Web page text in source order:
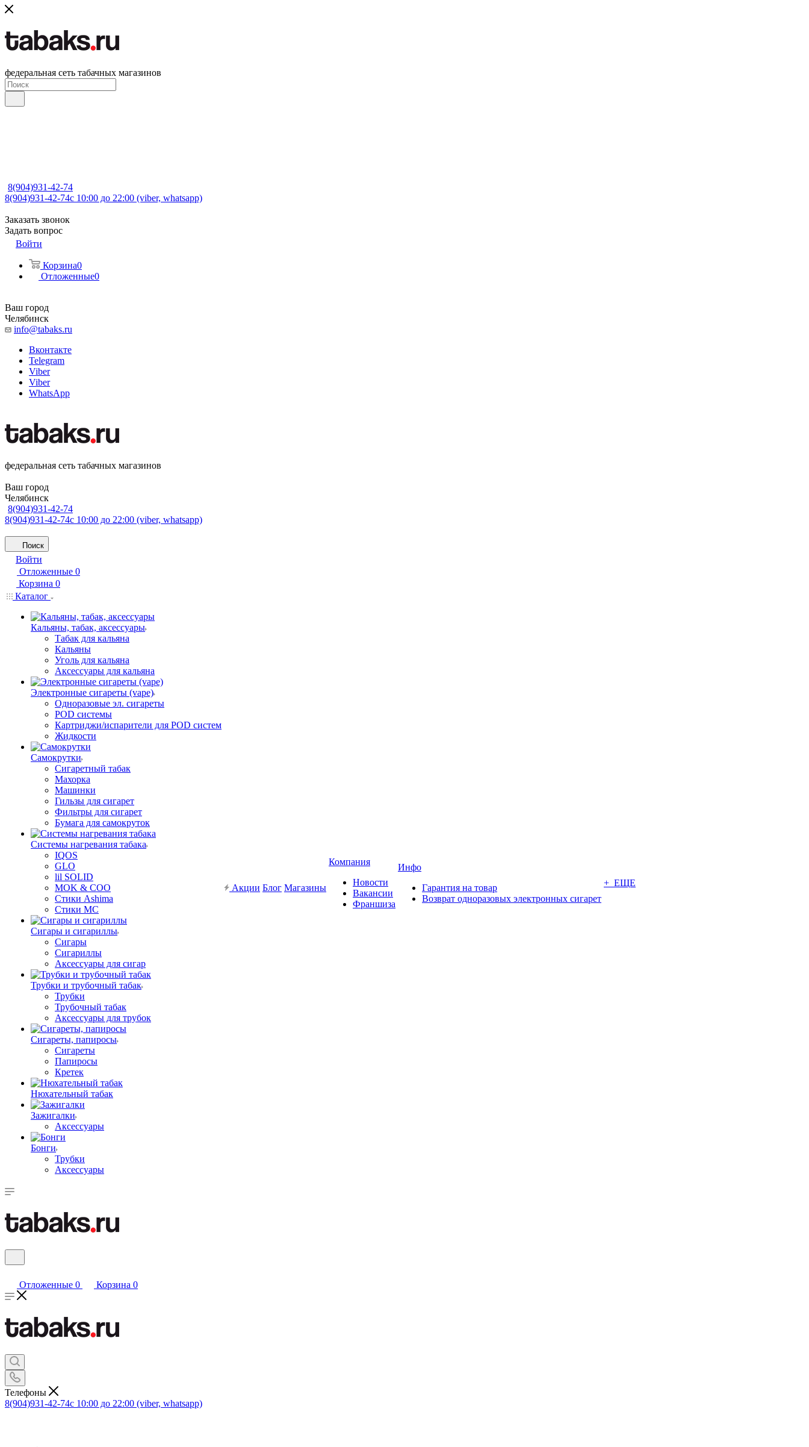
федеральная сеть табачных магазинов
8(904)931-42-74
8(904)931-42-74с 10:00 до 22:00 (viber, whatsapp)
Заказать звонок
Задать вопрос
Войти
Корзина0
Отложенные0
Ваш город
Челябинск
info@tabaks.ru
Вконтакте
Telegram
Viber
Viber
WhatsApp
федеральная сеть табачных магазинов
Ваш город
Челябинск
8(904)931-42-74
8(904)931-42-74с 10:00 до 22:00 (viber, whatsapp)
Поиск
Войти
Отложенные 0
Корзина 0
Каталог
Кальяны, табак, аксессуары
Табак для кальяна
Кальяны
Уголь для кальяна
Аксессуары для кальяна
Электронные сигареты (vape)
Одноразовые эл. сигареты
POD системы
Картриджи/испарители для POD систем
Жидкости
Самокрутки
Сигаретный табак
Махорка
Машинки
Гильзы для сигарет
Фильтры для сигарет
Бумага для самокруток
Системы нагревания табака
IQOS
GLO
lil SOLID
MOK & COO
Стики Ashima
Стики MC
Сигары и сигариллы
Сигары
Сигариллы
Аксессуары для сигар
Трубки и трубочный табак
Трубки
Трубочный табак
Аксессуары для трубок
Сигареты, папиросы
Сигареты
Папиросы
Кретек
Нюхательный табак
Зажигалки
Аксессуары
Бонги
Трубки
Аксессуары
Акции Блог Магазины
Компания
Новости
Вакансии
Франшиза
Инфо
Гарантия на товар
Возврат одноразовых электронных сигарет
+ ЕЩЕ
Отложенные 0 Корзина 0
Телефоны
8(904)931-42-74с 10:00 до 22:00 (viber, whatsapp)